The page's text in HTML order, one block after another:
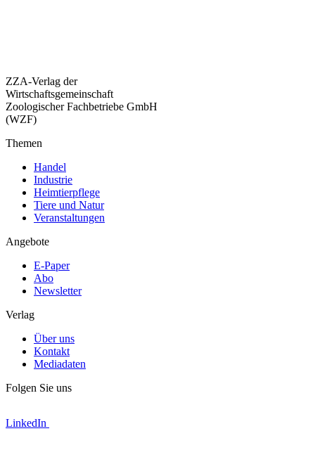
ZZA-Verlag der
Wirtschaftsgemeinschaft
Zoologischer Fachbetriebe GmbH
(WZF)
Themen
Handel
Industrie
Heimtierpflege
Tiere und Natur
Veranstaltungen
Angebote
E-Paper
Abo
Newsletter
Verlag
Über uns
Kontakt
Mediadaten
Folgen Sie uns
LinkedIn